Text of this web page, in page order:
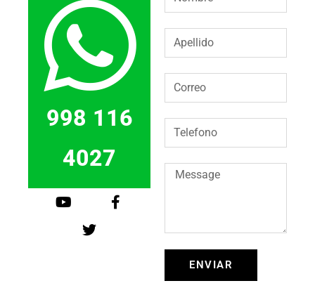
998 116
4027
ENVIAR